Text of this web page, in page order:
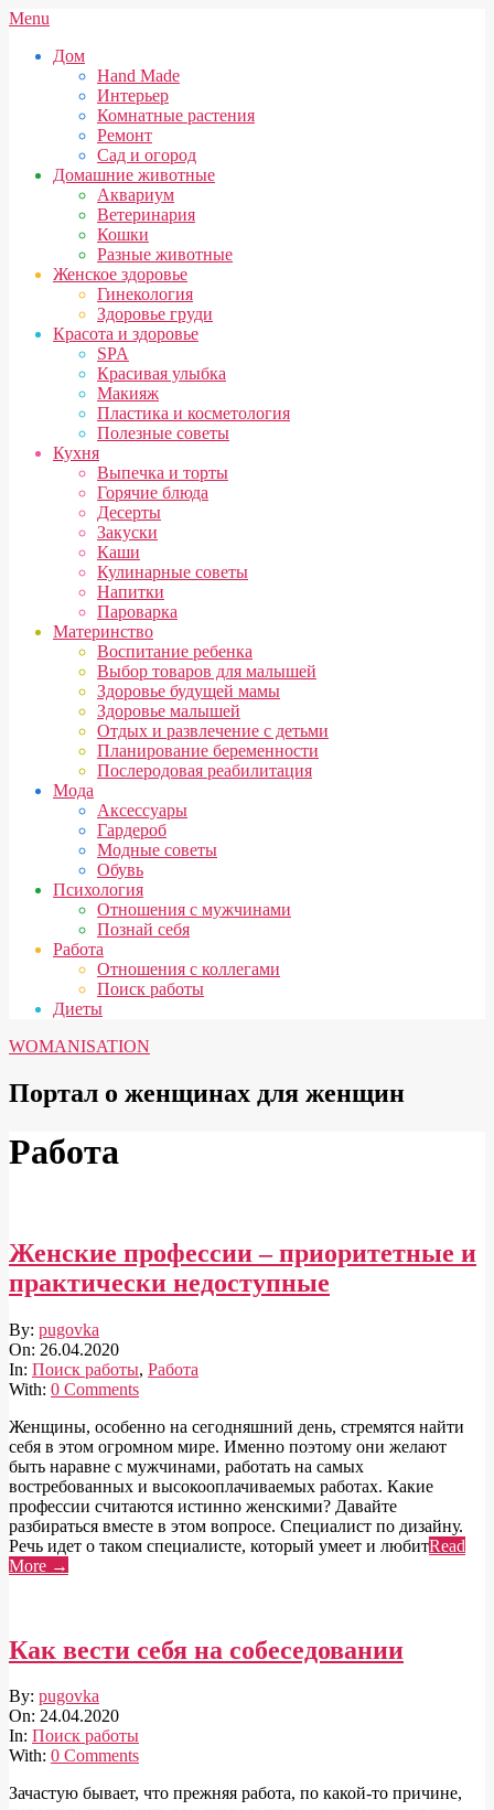
Skip
content
Secondary
Menu
Menu
Дом
Hand Made
Интерьер
Комнатные растения
Ремонт
Сад и огород
Домашние животные
Аквариум
Ветеринария
Кошки
Разные животные
Женское здоровье
Гинекология
Здоровье груди
Красота и здоровье
SPA
Красивая улыбка
Макияж
Пластика и косметология
Полезные советы
Кухня
Выпечка и торты
Горячие блюда
Десерты
Закуски
Каши
Кулинарные советы
Напитки
Пароварка
Материнство
Воспитание ребенка
Выбор товаров для малышей
Здоровье будущей мамы
Здоровье малышей
Отдых и развлечение с детьми
Планирование беременности
Послеродовая реабилитация
Мода
Аксессуары
Гардероб
Модные советы
Обувь
Психология
Отношения с мужчинами
Познай себя
Работа
Отношения с коллегами
Поиск работы
Диеты
WOMANISATION
Портал о женщинах для женщин
Работа
Женские профессии – приоритетные и
практически недоступные
2020-
04-
26
By: pugovka
On: 26.04.2020
In: Поиск работы, Работа
With: 0 Comments
Женщины, особенно на сегодняшний день, стремятся найти
себя в этом огромном мире. Именно поэтому они желают
быть наравне с мужчинами, работать на самых
востребованных и высокооплачиваемых работах. Какие
профессии считаются истинно женскими? Давайте
разбираться вместе в этом вопросе. Специалист по дизайну.
Речь идет о таком специалисте, который умеет и любитRead
More →
Как вести себя на собеседовании
2020-
04-
24
By: pugovka
On: 24.04.2020
In: Поиск работы
With: 0 Comments
Зачастую бывает, что прежняя работа, по какой-то причине,